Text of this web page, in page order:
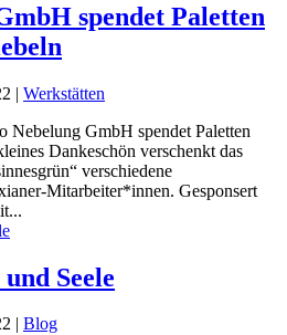
spendet Paletten
| Werkstätten
Nebelung GmbH spendet Paletten
Dankeschön verschenkt das
verschiedene
Mitarbeiter*innen. Gesponsert
Seele
| Blog